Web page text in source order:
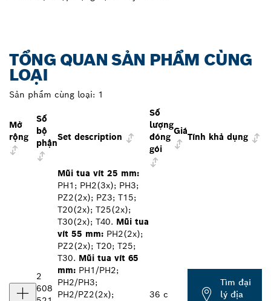
TỔNG QUAN SẢN PHẨM CÙNG
LOẠI
Sản phẩm cùng loại: 1
Mở
rộng
Số
bộ
phận
Set description
Số
lượng
đóng
gói
Giá
Tính khả dụng
2
608
Mũi tua vít 25 mm:
PH1; PH2(3x); PH3;
PZ2(2x); PZ3; T15;
T20(2x); T25(2x);
T30(2x); T40. Mũi tua
vít 55 mm: PH2(2x);
PZ2(2x); T20; T25;
T30. Mũi tua vít 65
mm: PH1/PH2;
PH2/PH3;
PH2/PZ2(2x);
36 c
Tìm đại
lý địa